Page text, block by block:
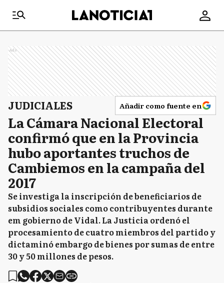
Ads
JUDICIALES Añadir como fuente en
La Cámara Nacional Electoral
confirmó que en la Provincia
hubo aportantes truchos de
Cambiemos en la campaña del
2017
Se investiga la inscripción de beneficiarios de
subsidios sociales como contribuyentes durante
em gobierno de Vidal. La Justicia ordenó el
procesamiento de cuatro miembros del partido y
dictaminó embargo de bienes por sumas de entre
30 y 50 millones de pesos.